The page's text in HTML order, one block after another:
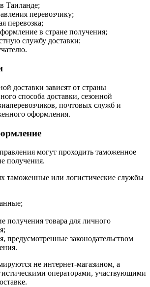
Таиланде;
перевозчику;
перевозка;
в стране получения;
службу доставки;
доставки зависят от страны
способа доставки, сезонной
почтовых служб и
оформления.
могут проходить таможенное
получения.
таможенные или логистические службы
получения товара для личного
предусмотренные законодательством
не интернет-магазином, а
операторами, участвующими